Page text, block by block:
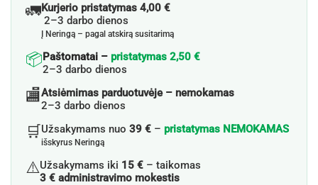
🚛Kurjerio pristatymas 4,00 €
2–3 darbo dienos
Į Neringą – pagal atskirą susitarimą
📦Paštomatai – pristatymas 2,50 €
2–3 darbo dienos
🏬Atsiėmimas parduotuvėje – nemokamas
2–3 darbo dienos
🛒Užsakymams nuo 39 € – pristatymas NEMOKAMAS
išskyrus Neringą
⚠️Užsakymams iki 15 € – taikomas
3 € administravimo mokestis